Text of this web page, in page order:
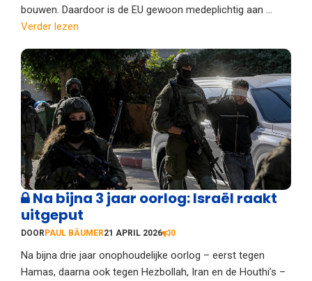
bouwen. Daardoor is de EU gewoon medeplichtig aan ...
Verder lezen
Na bijna 3 jaar oorlog: Israël raakt
uitgeput
DOORPAUL BÄUMER21 APRIL 2026 0
Na bijna drie jaar onophoudelijke oorlog – eerst tegen
Hamas, daarna ook tegen Hezbollah, Iran en de Houthi’s –